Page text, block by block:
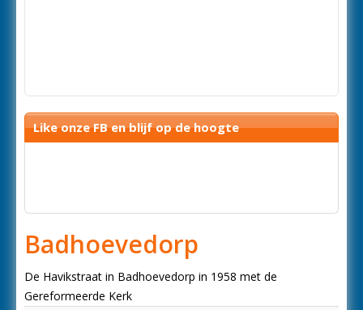
Like onze FB en blijf op de hoogte
Badhoevedorp
De Havikstraat in Badhoevedorp in 1958 met de
Gereformeerde Kerk